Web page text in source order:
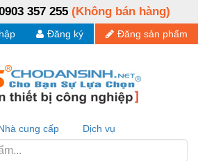
357 255 (Không bán hàng)
Đăng sản phẩm
Đăng ký
cung cấp Dịch vụ